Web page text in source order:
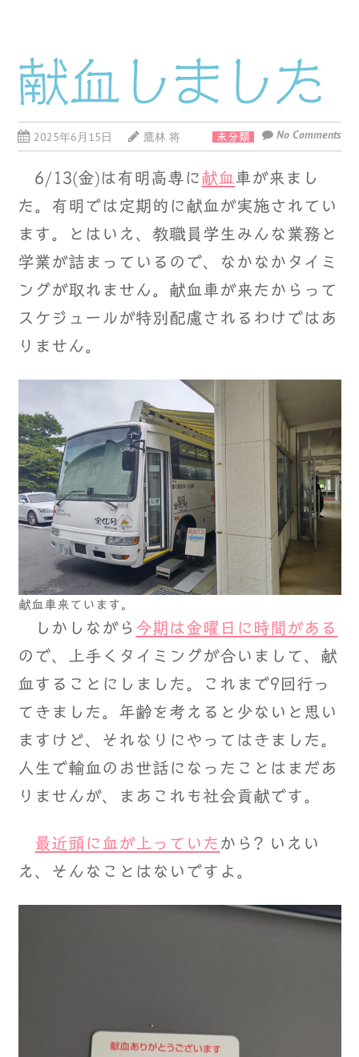
献血しました
2025年6月15日 鷹林 将 未分類 No Comments
6/13(金)は有明高専に 献血車が来まし
た。有明では定期的に献血が実施されてい
ます。とはいえ、教職員学生みんな業務と
学業が詰まっているので、なかなかタイミ
ングが取れません。献血車が来たからって
スケジュールが特別配慮されるわけではあ
りません。
献血車来ています。
しかしながら 今期は金曜日に時間がある
ので、上手くタイミングが合いまして、献
血することにしました。これまで9回行っ
てきました。年齢を考えると少ないと思い
ますけど、それなりにやってはきました。
人生で輸血のお世話になったことはまだあ
りませんが、まあこれも社会貢献です。
最近頭に血が上っていた から? いえい
え、そんなことはないですよ。